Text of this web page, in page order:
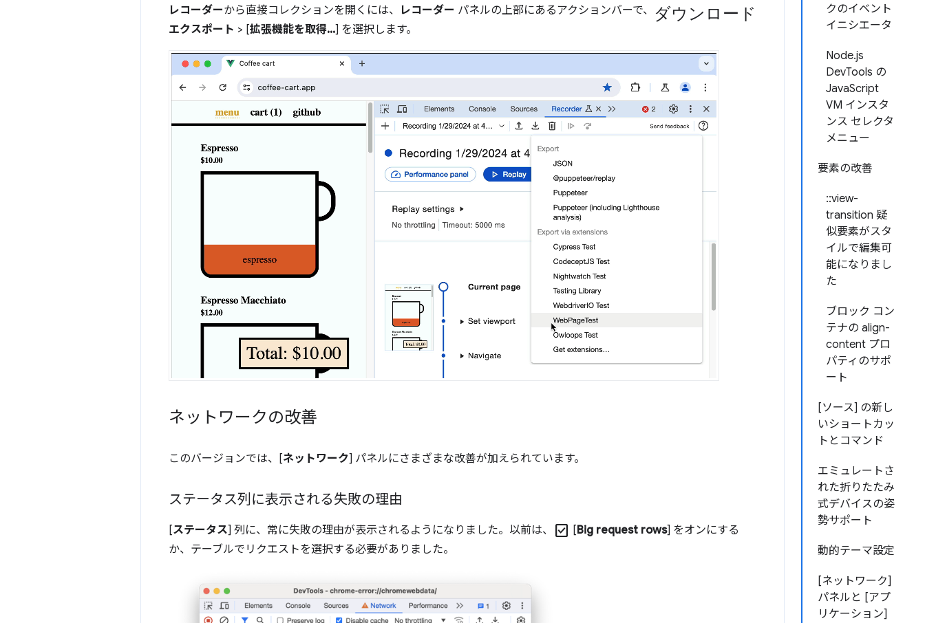
クのイベント
イニシエータ
Node.js
DevTools の
JavaScript
VM インスタ
ンス セレクタ
メニュー
要素の改善
::view-
transition 疑
似要素がスタ
イルで編集可
能になりまし
た
ブロック コン
テナの align-
content プロ
パティのサポ
ート
[ソース] の新し
いショートカッ
トとコマンド
エミュレートさ
れた折りたたみ
式デバイスの姿
勢サポート
動的テーマ設定
[ネットワーク]
パネルと [アプ
リケーション]
レコーダーから直接コレクションを開くには、 レコーダー パネルの上部にあるアクションバーで、 ダウンロード
エクスポート > [拡張機能を取得...] を選択します。
ネットワークの改善
このバージョンでは、[ネットワーク] パネルにさまざまな改善が加えられています。
ステータス列に表示される失敗の理由
[ステータス] 列に、常に失敗の理由が表示されるようになりました。以前は、 check_box [Big request rows] をオンにする
か、テーブルでリクエストを選択する必要がありました。